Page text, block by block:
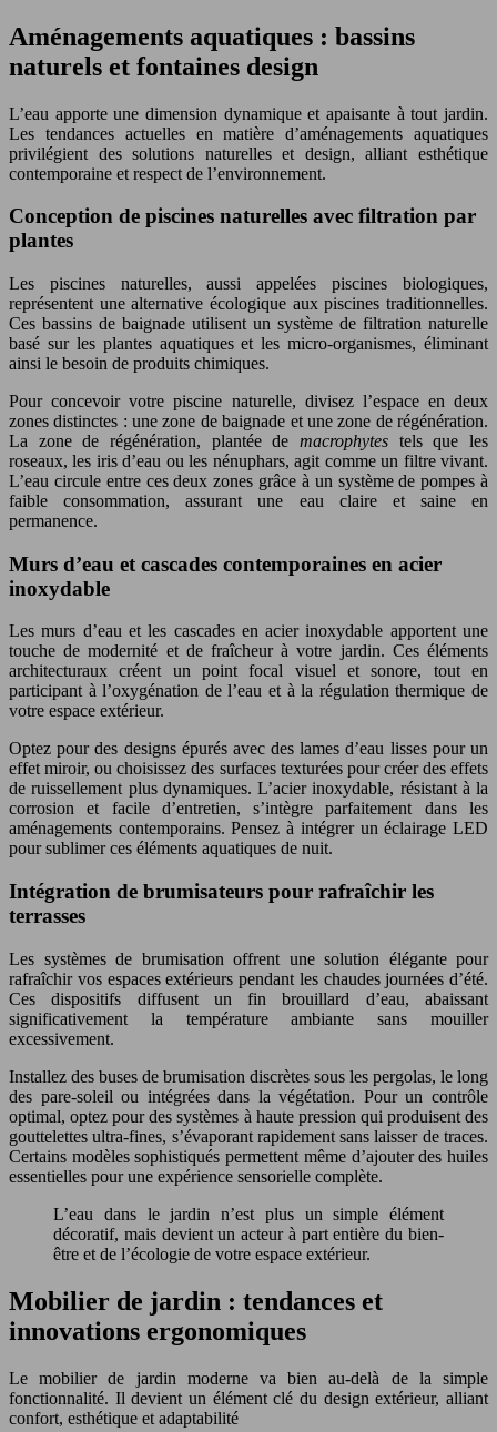
Aménagements aquatiques : bassins
naturels et fontaines design
L’eau apporte une dimension dynamique et apaisante à tout jardin.
Les tendances actuelles en matière d’aménagements aquatiques
privilégient des solutions naturelles et design, alliant esthétique
contemporaine et respect de l’environnement.
Conception de piscines naturelles avec filtration par
plantes
Les piscines naturelles, aussi appelées piscines biologiques,
représentent une alternative écologique aux piscines traditionnelles.
Ces bassins de baignade utilisent un système de filtration naturelle
basé sur les plantes aquatiques et les micro-organismes, éliminant
ainsi le besoin de produits chimiques.
Pour concevoir votre piscine naturelle, divisez l’espace en deux
zones distinctes : une zone de baignade et une zone de régénération.
La zone de régénération, plantée de macrophytes tels que les
roseaux, les iris d’eau ou les nénuphars, agit comme un filtre vivant.
L’eau circule entre ces deux zones grâce à un système de pompes à
faible consommation, assurant une eau claire et saine en
permanence.
Murs d’eau et cascades contemporaines en acier
inoxydable
Les murs d’eau et les cascades en acier inoxydable apportent une
touche de modernité et de fraîcheur à votre jardin. Ces éléments
architecturaux créent un point focal visuel et sonore, tout en
participant à l’oxygénation de l’eau et à la régulation thermique de
votre espace extérieur.
Optez pour des designs épurés avec des lames d’eau lisses pour un
effet miroir, ou choisissez des surfaces texturées pour créer des effets
de ruissellement plus dynamiques. L’acier inoxydable, résistant à la
corrosion et facile d’entretien, s’intègre parfaitement dans les
aménagements contemporains. Pensez à intégrer un éclairage LED
pour sublimer ces éléments aquatiques de nuit.
Intégration de brumisateurs pour rafraîchir les
terrasses
Les systèmes de brumisation offrent une solution élégante pour
rafraîchir vos espaces extérieurs pendant les chaudes journées d’été.
Ces dispositifs diffusent un fin brouillard d’eau, abaissant
significativement la température ambiante sans mouiller
excessivement.
Installez des buses de brumisation discrètes sous les pergolas, le long
des pare-soleil ou intégrées dans la végétation. Pour un contrôle
optimal, optez pour des systèmes à haute pression qui produisent des
gouttelettes ultra-fines, s’évaporant rapidement sans laisser de traces.
Certains modèles sophistiqués permettent même d’ajouter des huiles
essentielles pour une expérience sensorielle complète.
L’eau dans le jardin n’est plus un simple élément
décoratif, mais devient un acteur à part entière du bien-
être et de l’écologie de votre espace extérieur.
Mobilier de jardin : tendances et
innovations ergonomiques
Le mobilier de jardin moderne va bien au-delà de la simple
fonctionnalité. Il devient un élément clé du design extérieur, alliant
confort, esthétique et adaptabilité